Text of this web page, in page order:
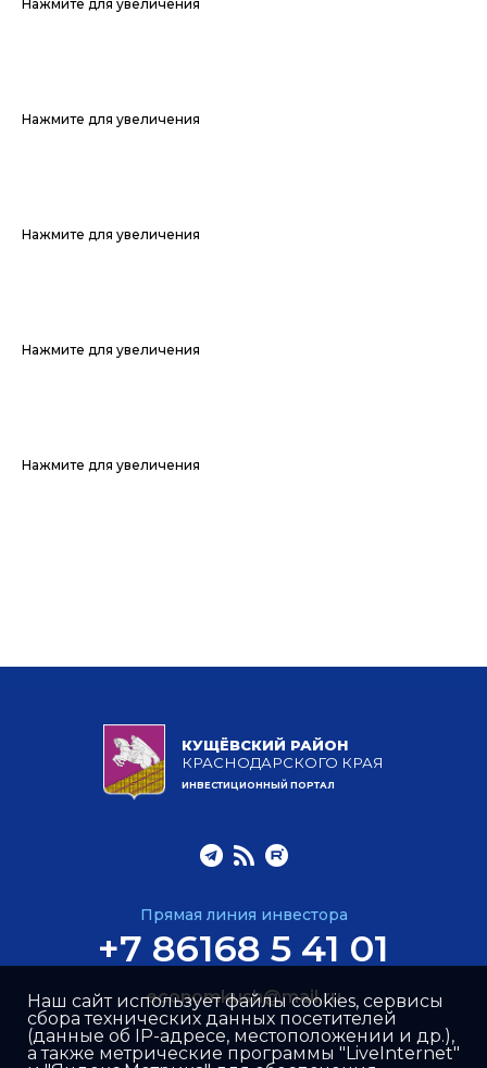
Нажмите для увеличения
Нажмите для увеличения
Нажмите для увеличения
Нажмите для увеличения
Нажмите для увеличения
КУЩЁВСКИЙ РАЙОН
КРАСНОДАРСКОГО КРАЯ
ИНВЕСТИЦИОННЫЙ ПОРТАЛ
Прямая линия инвестора
+7 86168 5 41 01
economkush@mail.ru
Наш сайт использует файлы cookies, сервисы
сбора технических данных посетителей
(данные об IP-адресе, местоположении и др.),
а также метрические программы "LiveInternet"